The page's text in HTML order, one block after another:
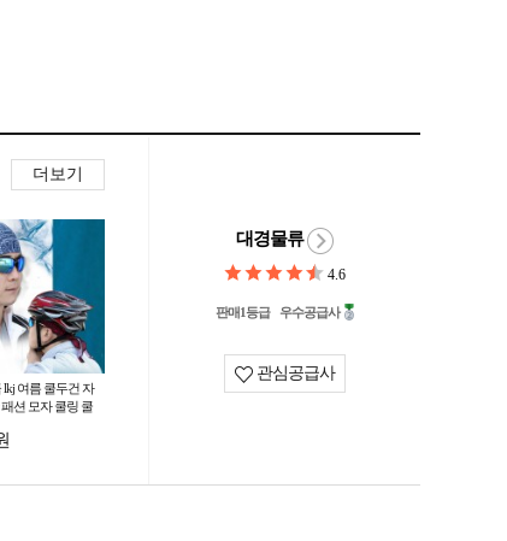
더보기
lkj 여름 쿨두건 자
션 모자 쿨링 쿨
대경물류
4.6
판매1등급 우수공급사
관심공급사